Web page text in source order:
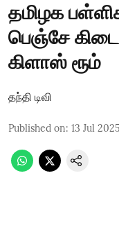
தமிழக
பெஞ்சே
கிளாஸ் ரூம்
தந்தி டிவி
Published on: 13 Jul